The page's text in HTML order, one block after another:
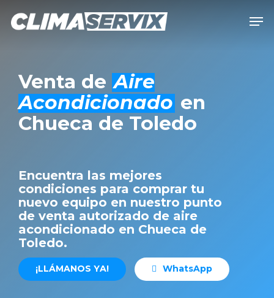
Venta de Aire
Acondicionado en
Chueca de Toledo
Encuentra las mejores
condiciones para comprar tu
nuevo equipo en nuestro punto
de venta autorizado de aire
acondicionado en Chueca de
Toledo.
¡LLÁMANOS YA! WhatsApp